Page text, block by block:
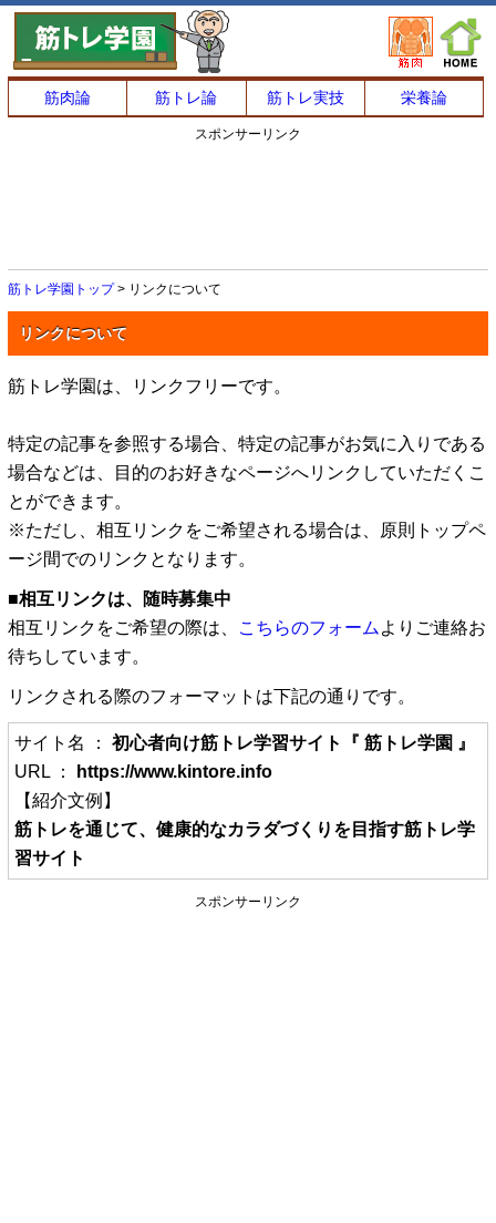
筋肉論 筋トレ論 筋トレ実技 栄養論
スポンサーリンク
筋トレ学園トップ> リンクについて
リンクについて
筋トレ学園は、リンクフリーです。
特定の記事を参照する場合、特定の記事がお気に入りである
場合などは、目的のお好きなページへリンクしていただくこ
とができます。
※ただし、相互リンクをご希望される場合は、原則トップペ
ージ間でのリンクとなります。
■相互リンクは、随時募集中
相互リンクをご希望の際は、
こちらのフォーム よりご連絡お
待ちしています。
リンクされる際のフォーマットは下記の通りです。
サイト名 ： 初心者向け筋トレ学習サイト『 筋トレ学園 』
URL ：
https://www.kintore.info
【紹介文例】
筋トレを通じて、健康的なカラダづくりを目指す筋トレ学
習サイト
スポンサーリンク